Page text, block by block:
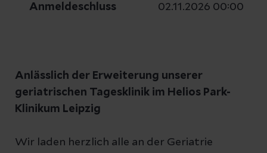
Anmeldeschluss 02.11.2026 00:00
Anlässlich der Erweiterung unserer
geriatrischen Tagesklinik im Helios Park-
Klinikum Leipzig
Wir laden herzlich alle an der Geriatrie